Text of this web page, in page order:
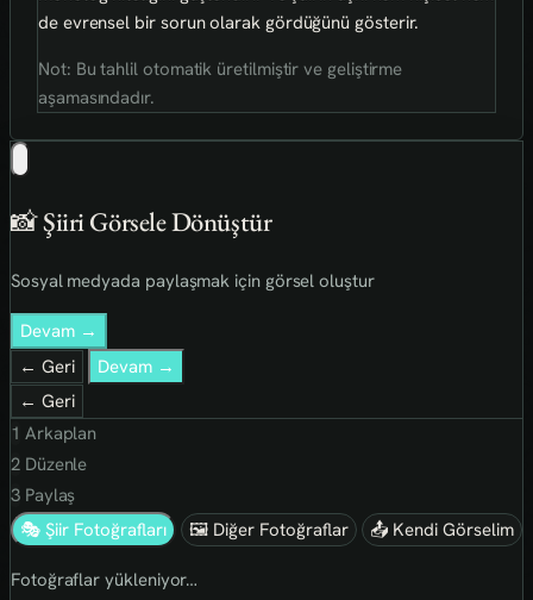
de evrensel bir sorun olarak gördüğünü gösterir.
Not: Bu tahlil otomatik üretilmiştir ve geliştirme
aşamasındadır.
📸 Şiiri Görsele Dönüştür
Sosyal medyada paylaşmak için görsel oluştur
Devam →
← Geri
Devam →
← Geri
1 Arkaplan
2Düzenle
3Paylaş
🎭 Şiir Fotoğrafları
🖼 Diğer Fotoğraflar 📤 Kendi Görselim
Fotoğraflar yükleniyor…